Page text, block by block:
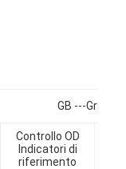
GB ---Grado 3
Controllo OD
Indicatori di
riferimento